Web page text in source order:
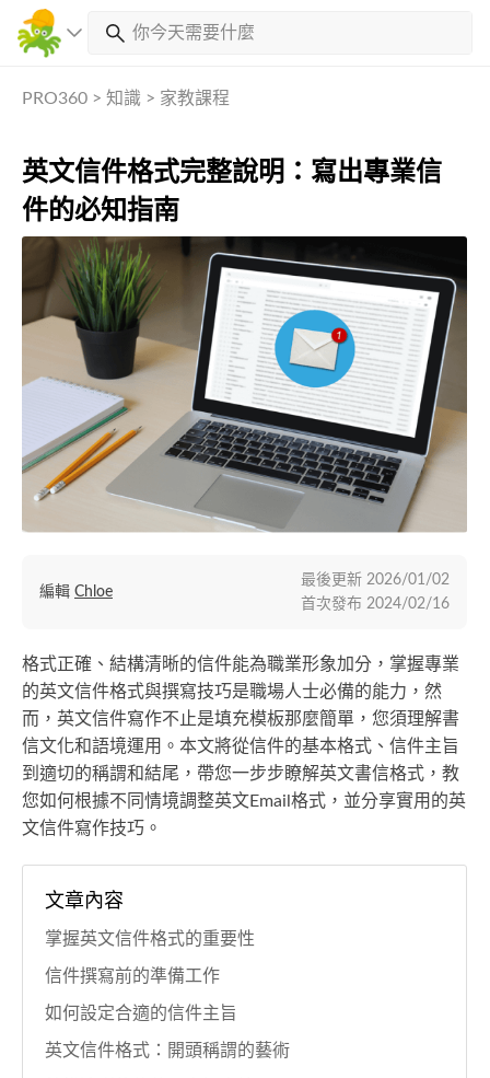
PRO360 > 知識 > 家教課程
英文信件格式完整說明：寫出專業信
件的必知指南
格式正確、結構清晰的信件能為職業形象加分，掌握專業
的英文信件格式與撰寫技巧是職場人士必備的能力，然
而，英文信件寫作不止是填充模板那麼簡單，您須理解書
信文化和語境運用。本文將從信件的基本格式、信件主旨
到適切的稱謂和結尾，帶您一步步瞭解英文書信格式，教
您如何根據不同情境調整英文Email格式，並分享實用的英
文信件寫作技巧。
編輯 Chloe
最後更新 2026/01/02
首次發布 2024/02/16
文章內容
掌握英文信件格式的重要性
信件撰寫前的準備工作
如何設定合適的信件主旨
英文信件格式：開頭稱謂的藝術